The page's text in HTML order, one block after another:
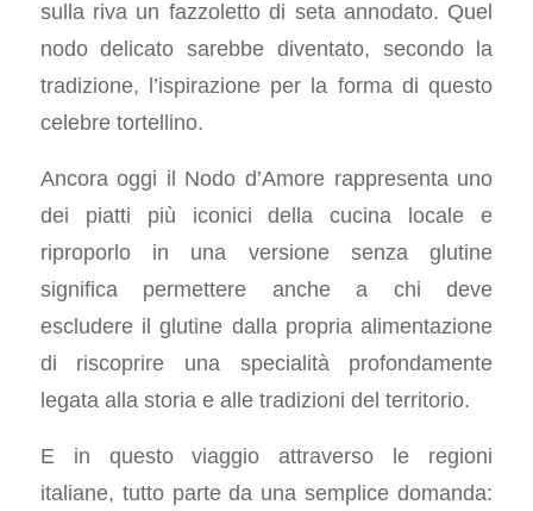
sulla riva un fazzoletto di seta annodato. Quel
nodo delicato sarebbe diventato, secondo la
tradizione, l’ispirazione per la forma di questo
celebre tortellino.
Ancora oggi il Nodo d’Amore rappresenta uno
dei piatti più iconici della cucina locale e
riproporlo in una versione senza glutine
significa permettere anche a chi deve
escludere il glutine dalla propria alimentazione
di riscoprire una specialità profondamente
legata alla storia e alle tradizioni del territorio.
E in questo viaggio attraverso le regioni
italiane, tutto parte da una semplice domanda: